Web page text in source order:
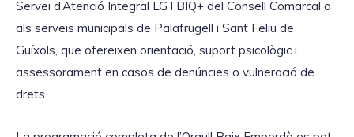
d
'
à
u
d
Servei d’Atenció Integral LGTBIQ+ del Consell Comarcal o
als serveis municipals de Palafrugell i Sant Feliu de
Guíxols, que ofereixen orientació, suport psicològic i
assessorament en casos de denúncies o vulneració de
drets.